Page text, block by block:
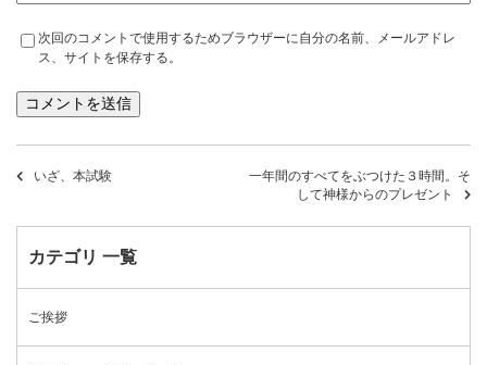
次回のコメントで使用するためブラウザーに自分の名前、メールアドレ
ス、サイトを保存する。
いざ、本試験
一年間のすべてをぶつけた３時間。そ
して神様からのプレゼント
カテゴリ 一覧
ご挨拶